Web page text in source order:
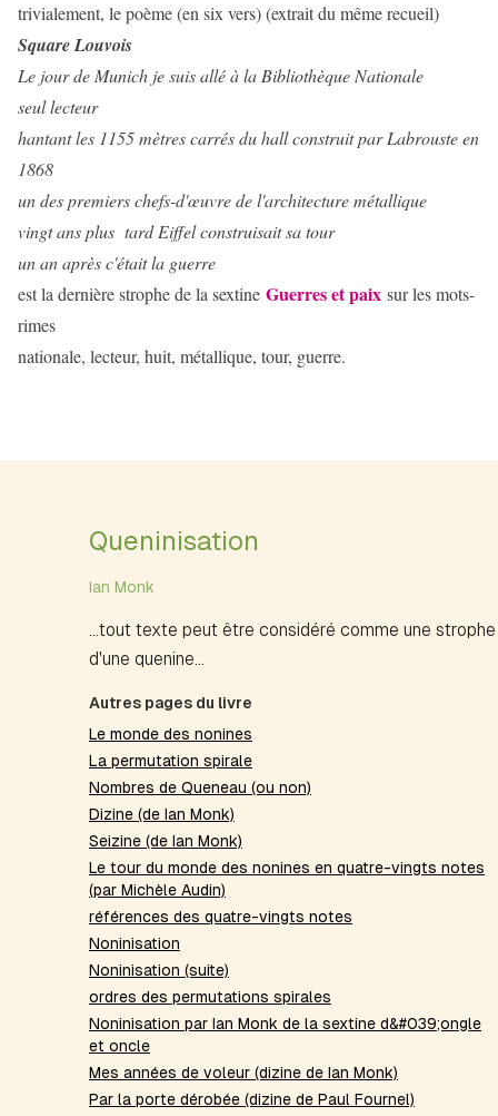
trivialement, le poème (en six vers) (extrait du même recueil)
Square Louvois
Le jour de Munich je suis allé à la Bibliothèque Nationale
seul lecteur
hantant les 1155 mètres carrés du hall construit par Labrouste en
1868
un des premiers chefs-d'œuvre de l'architecture métallique
vingt ans plus tard Eiffel construisait sa tour
un an après c'était la guerre
est la dernière strophe de la sextine Guerres et paix sur les mots-
rimes
nationale, lecteur, huit, métallique, tour, guerre.
Queninisation
Ian Monk
...tout texte peut être considéré comme une strophe
d'une quenine...
Autres pages du livre
Le monde des nonines
La permutation spirale
Nombres de Queneau (ou non)
Dizine (de Ian Monk)
Seizine (de Ian Monk)
Le tour du monde des nonines en quatre-vingts notes
(par Michèle Audin)
références des quatre-vingts notes
Noninisation
Noninisation (suite)
ordres des permutations spirales
Noninisation par Ian Monk de la sextine d&#039;ongle
et oncle
Mes années de voleur (dizine de Ian Monk)
Par la porte dérobée (dizine de Paul Fournel)